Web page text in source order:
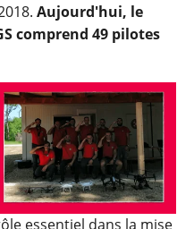
Aujourd'hui, le
comprend 49 pilotes
essentiel dans la mise